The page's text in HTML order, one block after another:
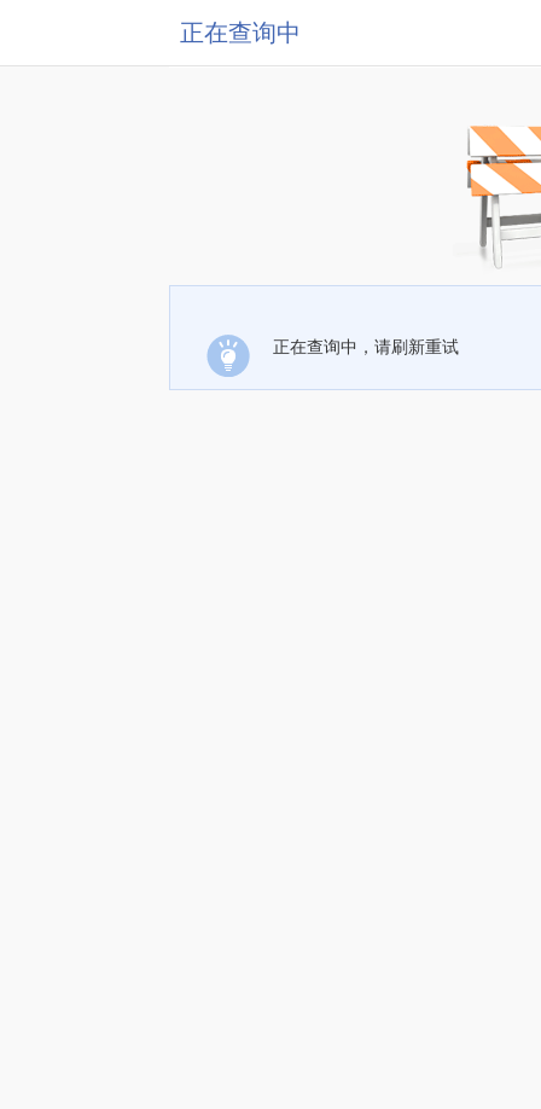
正在查询中
正在查询中，请刷新重试